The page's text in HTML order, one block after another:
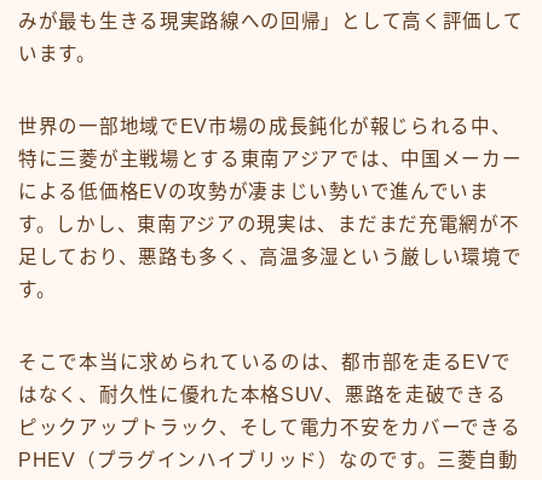
みが最も生きる現実路線への回帰」として高く評価して
います。
世界の一部地域でEV市場の成長鈍化が報じられる中、
特に三菱が主戦場とする東南アジアでは、中国メーカー
による低価格EVの攻勢が凄まじい勢いで進んでいま
す。しかし、東南アジアの現実は、まだまだ充電網が不
足しており、悪路も多く、高温多湿という厳しい環境で
す。
そこで本当に求められているのは、都市部を走るEVで
はなく、耐久性に優れた本格SUV、悪路を走破できる
ピックアップトラック、そして電力不安をカバーできる
PHEV（プラグインハイブリッド）なのです。三菱自動